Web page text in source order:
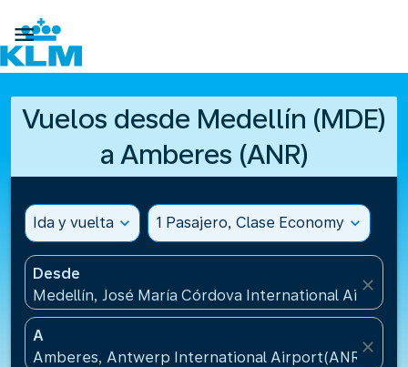

Vuelos desde Medellín (MDE)
a Amberes (ANR)
Ida y vuelta expand_more 1 Pasajero, Clase Economy expand_more
Desde
Medellín, José María Córdova International
close
A
Amberes, Antwerp International Airport(ANR),
close